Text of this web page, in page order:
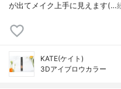
が出てメイク上手に見えます(…
KATE(ケイト)
3Dアイブロウカラー